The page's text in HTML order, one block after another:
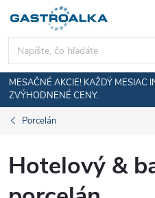
obsah
MESAČNÉ AKCIE! KAŽDÝ MESIAC
ZVÝHODNENÉ CENY.
Porcelán
Hotelový &